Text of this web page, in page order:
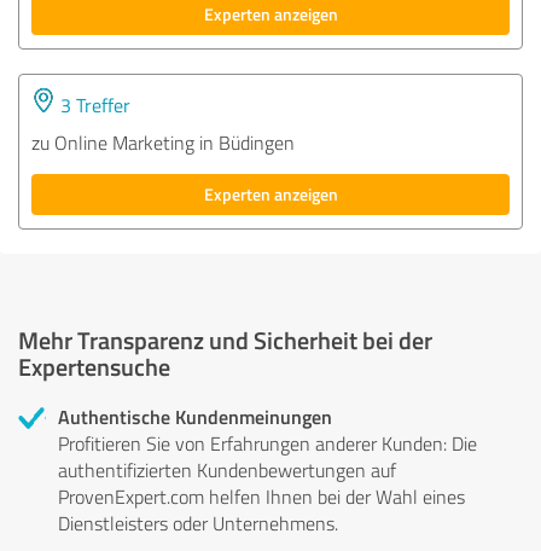
Experten anzeigen
3 Treffer
zu Online Marketing in Büdingen
Experten anzeigen
Mehr Transparenz und Sicherheit bei der
Expertensuche
Authentische Kundenmeinungen
Profitieren Sie von Erfahrungen anderer Kunden: Die
authentifizierten Kundenbewertungen auf
ProvenExpert.com helfen Ihnen bei der Wahl eines
Dienstleisters oder Unternehmens.